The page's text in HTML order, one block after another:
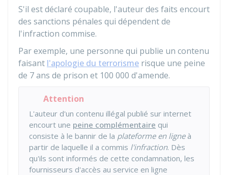
S'il est déclaré coupable, l'auteur des faits encourt
des sanctions pénales qui dépendent de
l'infraction commise.
Par exemple, une personne qui publie un contenu
faisant l'apologie du terrorisme risque une peine
de 7 ans de prison et 100 000 d'amende.
Attention
L'auteur d'un contenu illégal publié sur internet
encourt une peine complémentaire qui
consiste à le bannir de la plateforme en ligneà
partir de laquelle il a commis l'infraction. Dès
qu'ils sont informés de cette condamnation, les
fournisseurs d'accès au service en ligne